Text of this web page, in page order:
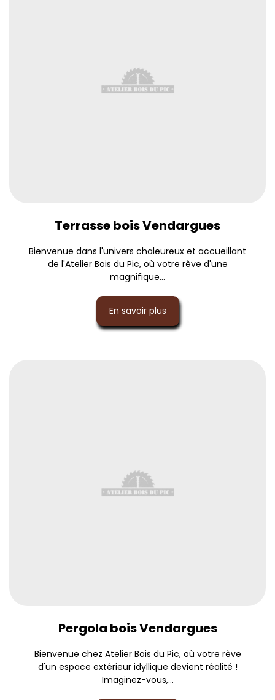
Terrasse bois Vendargues
Bienvenue dans l'univers chaleureux et accueillant
de l'Atelier Bois du Pic, où votre rêve d'une
magnifique...
En savoir plus
Pergola bois Vendargues
Bienvenue chez Atelier Bois du Pic, où votre rêve
d'un espace extérieur idyllique devient réalité !
Imaginez-vous,...